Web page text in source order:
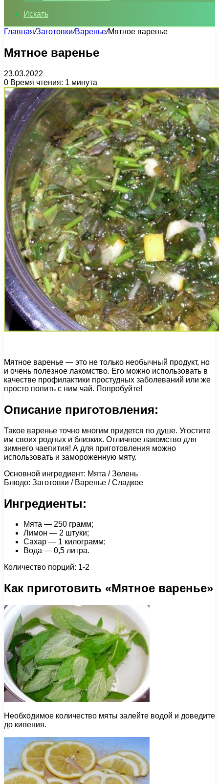
Искать
Главная/Заготовки/Варенье/Мятное варенье
Мятное варенье
23.03.2022
0 Время чтения: 1 минута
Мятное варенье — это не только необычный продукт, но
и очень полезное лакомство. Его можно использовать в
качестве профилактики простудных заболеваний или же
просто попить с ним чай. Попробуйте!
Описание приготовления:
Такое варенье точно многим придется по душе. Угостите
им своих родных и близких. Отличное лакомство для
зимнего чаепития! А для приготовления можно
использовать и замороженную мяту.
Основной ингредиент: Мята / Зелень
Блюдо: Заготовки / Варенье / Сладкое
Ингредиенты:
Мята — 250 грамм;
Лимон — 2 штуки;
Сахар — 1 килограмм;
Вода — 0,5 литра.
Количество порций: 1-2
Как приготовить «Мятное варенье»
Необходимое количество мяты залейте водой и доведите
до кипения.